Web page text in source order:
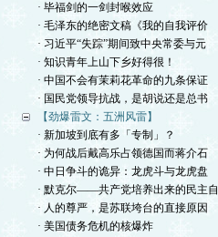
· 毕福剑的一剑封喉效应
· 毛泽东的绝密文稿《我的自我评价
· 习近平“失踪”期间致中央常委与元
· 知识青年上山下乡好得很！
· 中国不会有茉莉花革命的九条保证
· 国民党领导抗战，是胡说还是总书
【劲爆雷文：五洲风雷】
· 新加坡到底有多「专制」？
· 为何战后戴高乐占领德国而蒋介石
· 中日争斗的诡异：龙虎斗与龙虎盘
· 默克尔——共产党培养出来的民主自
· 人的尊严，是苏联垮台的直接原因
· 美国债务危机的核爆炸